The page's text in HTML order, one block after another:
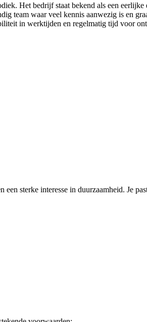
Het bedrijf staat bekend als een
team waar veel kennis aanwezig is en
in werktijden en regelmatig tijd voor
sterke interesse in duurzaamheid. Je